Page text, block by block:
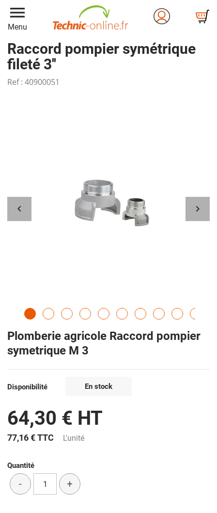
menu
Menu
Raccord pompier symétrique
fileté 3''
Ref : 40900051
 
Plomberie agricole Raccord pompier
symetrique M 3
Disponibilité En stock
64,30 € HT
77,16 €TTC L'unité
Quantité
- +